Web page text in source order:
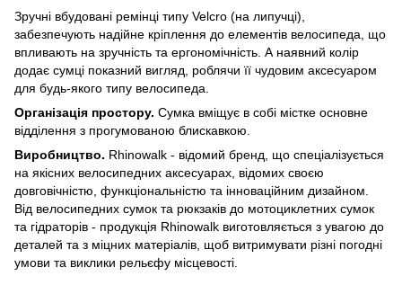
Зручні вбудовані ремінці типу Velcro (на липучці),
забезпечують надійне кріплення до елементів велосипеда, що
впливають на зручність та ергономічність. А наявний колір
додає сумці показний вигляд, роблячи її чудовим аксесуаром
для будь-якого типу велосипеда.
Організація простору. Сумка вміщує в собі містке основне
відділення з прогумованою блискавкою.
Виробництво. Rhinowalk - відомий бренд, що спеціалізується
на якісних велосипедних аксесуарах, відомих своєю
довговічністю, функціональністю та інноваційним дизайном.
Від велосипедних сумок та рюкзаків до мотоциклетних сумок
та гідраторів - продукція Rhinowalk виготовляється з увагою до
деталей та з міцних матеріалів, щоб витримувати різні погодні
умови та виклики рельєфу місцевості.